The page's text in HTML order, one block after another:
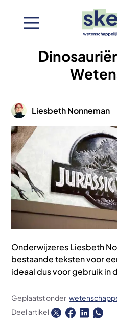
Afbeelding
Liesbeth Nonneman
Afbeelding
Onderwijzeres Liesbeth
bestaande teksten voor
ideaal dus voor gebruik in
Geplaatst onder
Deel artikel